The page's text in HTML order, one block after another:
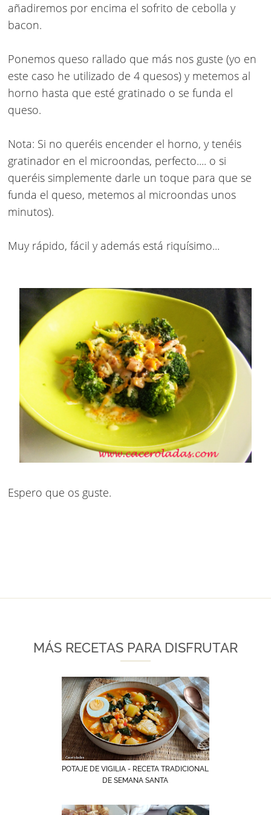
añadiremos por encima el sofrito de cebolla y
bacon.
Ponemos queso rallado que más nos guste (yo en
este caso he utilizado de 4 quesos) y metemos al
horno hasta que esté gratinado o se funda el
queso.
Nota: Si no queréis encender el horno, y tenéis
gratinador en el microondas, perfecto.... o si
queréis simplemente darle un toque para que se
funda el queso, metemos al microondas unos
minutos).
Muy rápido, fácil y además está riquísimo...
Espero que os guste.
MÁS RECETAS PARA DISFRUTAR
POTAJE DE VIGILIA - RECETA TRADICIONAL
DE SEMANA SANTA